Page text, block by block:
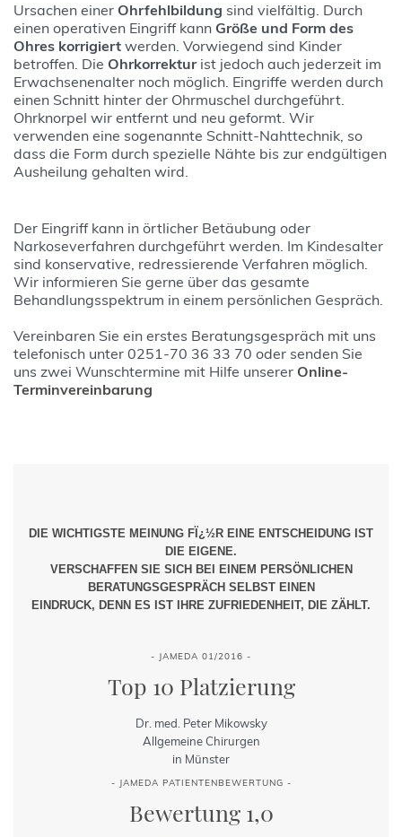
Ursachen einer Ohrfehlbildung sind vielfältig. Durch
einen operativen Eingriff kann Größe und Form des
Ohres korrigiert werden. Vorwiegend sind Kinder
betroffen. Die Ohrkorrekturist jedoch auch jederzeit im
Erwachsenenalter noch möglich. Eingriffe werden durch
einen Schnitt hinter der Ohrmuschel durchgeführt.
Ohrknorpel wir entfernt und neu geformt. Wir
verwenden eine sogenannte Schnitt-Nahttechnik, so
dass die Form durch spezielle Nähte bis zur endgültigen
Ausheilung gehalten wird.
Der Eingriff kann in örtlicher Betäubung oder
Narkoseverfahren durchgeführt werden. Im Kindesalter
sind konservative, redressierende Verfahren möglich.
Wir informieren Sie gerne über das gesamte
Behandlungsspektrum in einem persönlichen Gespräch.
Vereinbaren Sie ein erstes Beratungsgespräch mit uns
telefonisch unter 0251-70 36 33 70 oder senden Sie
uns zwei Wunschtermine mit Hilfe unserer Online-
Terminvereinbarung
DIE WICHTIGSTE MEINUNG FÏ¿½R EINE ENTSCHEIDUNG IST
DIE EIGENE.
VERSCHAFFEN SIE SICH BEI EINEM PERSÖNLICHEN
BERATUNGSGESPRÄCH SELBST EINEN
EINDRUCK, DENN ES IST IHRE ZUFRIEDENHEIT, DIE ZÄHLT.
- JAMEDA 01/2016 -
Top 10 Platzierung
Dr. med. Peter Mikowsky
Allgemeine Chirurgen
in Münster
- JAMEDA PATIENTENBEWERTUNG -
Bewertung 1,0